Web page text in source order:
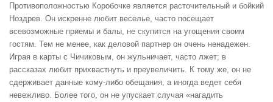
Противоположностью Коробочке является расточительный и бойкий
Ноздрев. Он искренне любит веселье, часто посещает
всевозможные приемы и балы, не скупится на угощения своим
гостям. Тем не менее, как деловой партнер он очень ненадежен.
Играя в карты с Чичиковым, он жульничает, часто лжет; в
рассказах любит прихвастнуть и преувеличить. К тому же, он не
сдерживает данные кому-либо обещания, а иногда ведет себя
невежливо. Более того, он не упускает случая «нагадить